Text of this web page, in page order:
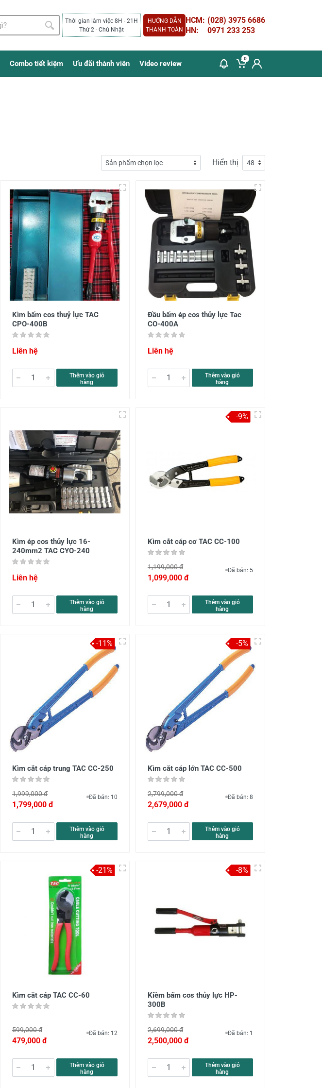
Thời gian làm việc 8H - 21H
Thứ 2 - Chủ Nhật
HƯỚNG DẪN
THANH TOÁN
HCM: (028) 3975 6686
HN:
0971 233 253
Combo tiết kiệm Ưu đãi thành viên Video review
0
Hiển thị
Kìm bấm cos thuỷ lực TAC
CPO-400B
Liên hệ
Thêm vào giỏ
hàng
Đầu bấm ép cos thủy lực Tac
CO-400A
Liên hệ
Thêm vào giỏ
hàng
Kìm ép cos thủy lực 16-
240mm2 TAC CYO-240
Liên hệ
Thêm vào giỏ
hàng
Kìm cắt cáp cơ TAC CC-100
1,199,000 đ
1,099,000 đ
Đã bán: 5
Thêm vào giỏ
hàng
-9%
Kìm cắt cáp trung TAC CC-250
1,999,000 đ
1,799,000 đ
Đã bán: 10
Thêm vào giỏ
hàng
-11%
Kìm cắt cáp lớn TAC CC-500
2,799,000 đ
2,679,000 đ
Đã bán: 8
Thêm vào giỏ
hàng
-5%
Kìm cắt cáp TAC CC-60
599,000 đ
479,000 đ
Đã bán: 12
Thêm vào giỏ
hàng
-21%
Kiềm bấm cos thủy lực HP-
300B
2,699,000 đ
2,500,000 đ
Đã bán: 1
Thêm vào giỏ
hàng
-8%